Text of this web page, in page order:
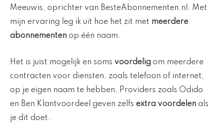
Meeuwis, oprichter van BesteAbonnementen.nl. Met
mijn ervaring leg ik uit hoe het zit met meerdere
abonnementen op één naam.
Het is juist mogelijk en soms voordelig om meerdere
contracten voor diensten, zoals telefoon of internet,
op je eigen naam te hebben. Providers zoals Odido
en Ben Klantvoordeel geven zelfs extra voordelen als
je dit doet.